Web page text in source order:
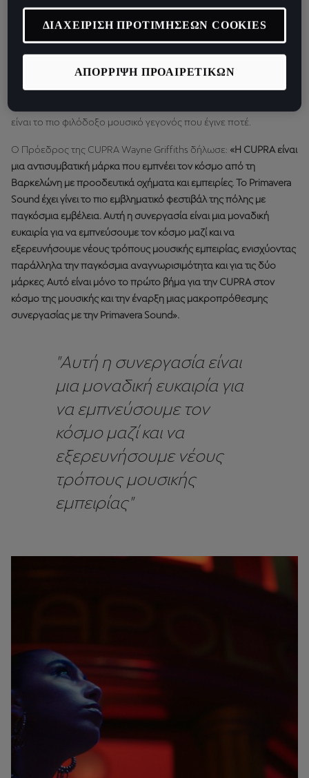
CUPRA και Primavera Sound ξεκινούν τη συνεργασία τους σε μια
σημαντική στιγμή και για τους δύο. Η αυτοκινητοβιομηχανία
πρόκειται να παρουσιάσει το CUPRA Born, το νέο μοντέλο που
θα δώσει ώθηση για μια νέα εποχή στην αγορά ηλεκτρικών
οχημάτων χάρη στην ξεχωριστή σχεδίαση του, εμπνευσμένο από
την πόλη της Βαρκελώνης και τις σύγχρονες επιδόσεις του.
είναι το πιο φιλόδοξο μουσικό γεγονός που έγινε ποτέ.
Ο Πρόεδρος της CUPRA Wayne Griffiths δήλωσε: «Η CUPRA είναι
μια αντισυμβατική μάρκα που εμπνέει τον κόσμο από τη
Βαρκελώνη με προοδευτικά οχήματα και εμπειρίες. Το Primavera
Sound έχει γίνει το πιο εμβληματικό φεστιβάλ της πόλης με
παγκόσμια εμβέλεια. Αυτή η συνεργασία είναι μια μοναδική
ευκαιρία για να εμπνεύσουμε τον κόσμο μαζί και να
εξερευνήσουμε νέους τρόπους μουσικής εμπειρίας, ενισχύοντας
παράλληλα την παγκόσμια αναγνωρισιμότητα και για τις δύο
μάρκες. Αυτό είναι μόνο το πρώτο βήμα για την CUPRA στον
κόσμο της μουσικής και την έναρξη μιας μακροπρόθεσμης
συνεργασίας με την Primavera Sound».
"Αυτή η συνεργασία είναι
μια μοναδική ευκαιρία για
να εμπνεύσουμε τον
κόσμο μαζί και να
εξερευνήσουμε νέους
τρόπους μουσικής
εμπειρίας"
ΑΠΟΡΡΙΨΗ ΠΡΟΑΙΡΕΤΙΚΩΝ
ΔΙΑΧΕΙΡΙΣΗ ΠΡΟΤΙΜΗΣΕΩΝ COOKIES